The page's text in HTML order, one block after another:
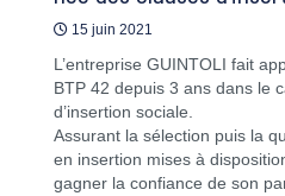
15 juin 2021
L’entreprise GUINTOLI fait
BTP 42 depuis 3 ans dans le
d’insertion sociale.
Assurant la sélection puis la
en insertion mises à
gagner la confiance de son